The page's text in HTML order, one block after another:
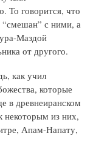
То говорится, что
с ними, а
Маздой
от другого.
как учил
которые
в древнеиранском
некоторым из них,
Апам-Напату,